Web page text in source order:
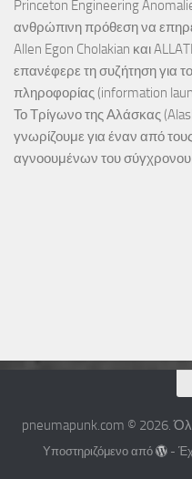
Princeton Engineering
ανθρώπινη πρόθεση να
Allen Egon Cholakian και
επανέφερε τη συζήτηση για
πληροφορίας (information
Το Τρίγωνο της Αλάσκας
γνωρίζουμε για έναν από
αγνοουμένων του
pneumapunk.com © 2026.
Υποστηριζόμενο από -